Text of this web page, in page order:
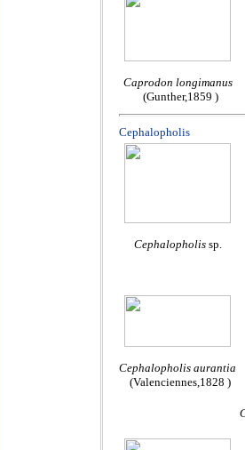
Caprodon longimanus
(Gunther,1859 )
Cephalopholis
Cephalopholis sp.
Cephalopholis aurantia
(Valenciennes,1828 )